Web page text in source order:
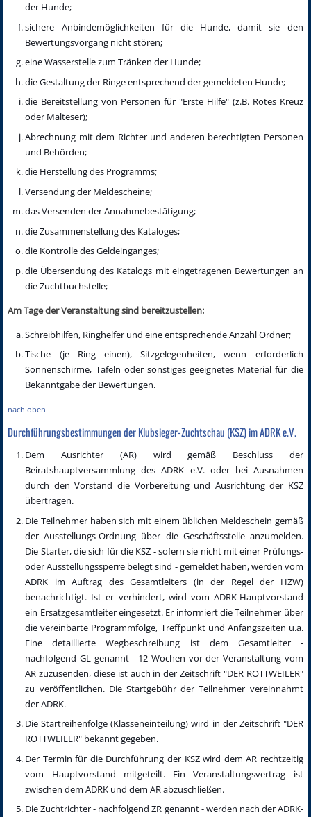
der Hunde;
sichere Anbindemöglichkeiten für die Hunde, damit sie den
Bewertungsvorgang nicht stören;
eine Wasserstelle zum Tränken der Hunde;
die Gestaltung der Ringe entsprechend der gemeldeten Hunde;
die Bereitstellung von Personen für "Erste Hilfe" (z.B. Rotes Kreuz
oder Malteser);
Abrechnung mit dem Richter und anderen berechtigten Personen
und Behörden;
die Herstellung des Programms;
Versendung der Meldescheine;
das Versenden der Annahmebestätigung;
die Zusammenstellung des Kataloges;
die Kontrolle des Geldeinganges;
die Übersendung des Katalogs mit eingetragenen Bewertungen an
die Zuchtbuchstelle;
Am Tage der Veranstaltung sind bereitzustellen:
Schreibhilfen, Ringhelfer und eine entsprechende Anzahl Ordner;
Tische (je Ring einen), Sitzgelegenheiten, wenn erforderlich
Sonnenschirme, Tafeln oder sonstiges geeignetes Material für die
Bekanntgabe der Bewertungen.
nach oben
Durchführungsbestimmungen der Klubsieger-Zuchtschau (KSZ) im ADRK e.V.
Dem Ausrichter (AR) wird gemäß Beschluss der
Beiratshauptversammlung des ADRK e.V. oder bei Ausnahmen
durch den Vorstand die Vorbereitung und Ausrichtung der KSZ
übertragen.
Die Teilnehmer haben sich mit einem üblichen Meldeschein gemäß
der Ausstellungs-Ordnung über die Geschäftsstelle anzumelden.
Die Starter, die sich für die KSZ - sofern sie nicht mit einer Prüfungs-
oder Ausstellungssperre belegt sind - gemeldet haben, werden vom
ADRK im Auftrag des Gesamtleiters (in der Regel der HZW)
benachrichtigt. Ist er verhindert, wird vom ADRK-Hauptvorstand
ein Ersatzgesamtleiter eingesetzt. Er informiert die Teilnehmer über
die vereinbarte Programmfolge, Treffpunkt und Anfangszeiten u.a.
Eine detaillierte Wegbeschreibung ist dem Gesamtleiter -
nachfolgend GL genannt - 12 Wochen vor der Veranstaltung vom
AR zuzusenden, diese ist auch in der Zeitschrift "DER ROTTWEILER"
zu veröffentlichen. Die Startgebühr der Teilnehmer vereinnahmt
der ADRK.
Die Startreihenfolge (Klasseneinteilung) wird in der Zeitschrift "DER
ROTTWEILER" bekannt gegeben.
Der Termin für die Durchführung der KSZ wird dem AR rechtzeitig
vom Hauptvorstand mitgeteilt. Ein Veranstaltungsvertrag ist
zwischen dem ADRK und dem AR abzuschließen.
Die Zuchtrichter - nachfolgend ZR genannt - werden nach der ADRK-